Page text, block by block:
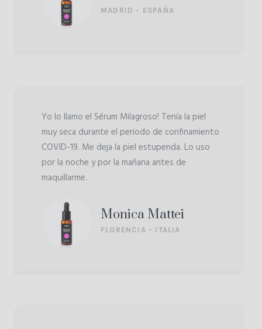
MADRID - ESPAÑA
Yo lo llamo el Sérum Milagroso! Tenía la piel
muy seca durante el periodo de confinamiento
COVID-19. Me deja la piel estupenda. Lo uso
por la noche y por la mañana antes de
maquillarme.
Monica Mattei
FLORENCIA - ITALIA